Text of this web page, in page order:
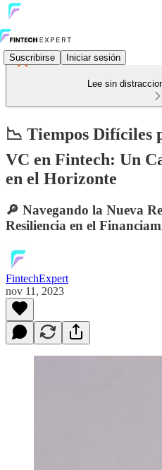
Suscribirse Iniciar sesión
Lee sin
📉 Tiempos Difíciles
VC en Fintech: Un
en el Horizonte
🔎 Navegando la Nueva
Resiliencia en el
FintechExpert
nov 11, 2023